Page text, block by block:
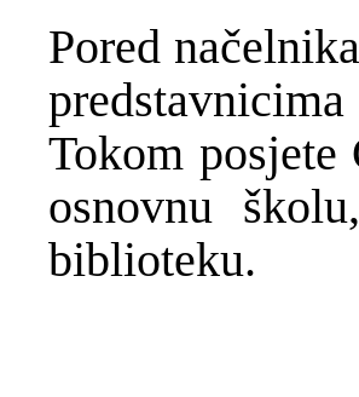
Pored
Tokom
osnovnu
biblioteku.